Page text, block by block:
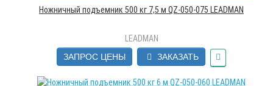
Ножничный подъемник 500 кг 7,5 м QZ-050-075 LEADMAN
LEADMAN
ЗАПРОС ЦЕНЫ
ЗАКАЗАТЬ